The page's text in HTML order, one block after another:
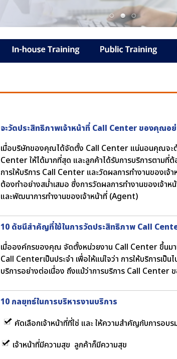
จะวัดประสิทธิภาพเจ้าหน้าที่ Call Center ของคุณอย่
เมื่อบริษัทของคุณได้จัดตั้ง Call Center แน่นอนคุณจะ
Center ให้ได้มากที่สุด และลูกค้าได้รับการบริการตาม
การให้บริการ Call Center และวัดผลการทำงานของเ
ต้องทำอย่างสม่ำเสมอ ซึ่งการวัดผลการทำงานของเจ้า
และพัฒนาการทำงานของเจ้าหน้าที่ (Agent)
10 ดัชนีสำคัญที่ใช้ในการวัดประสิทธิภาพ Call
เมื่อองค์กรของคุณ จัดตั้งหน่วยงาน Call Center ขึ้นม
Call Centerเป็นประจำ เพื่อให้แน่ใจว่า การให้บริการเป็
บริการอย่างต่อเนื่อง ถึงแม้ว่าการบริการ Call
10 กลยุทธ์ในการบริหารงานบริการ
คัดเลือกเจ้าหน้าที่ที่ใช่ และ ให้ความสำคัญกับการอบร
เจ้าหน้าที่มีความสุข ลูกค้าก็มีความสุข